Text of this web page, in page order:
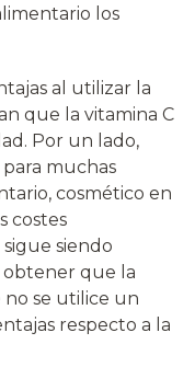
los
al utilizar la
que la vitamina C
Por un lado,
muchas
cosmético en
costes
siendo
obtener que la
no se utilice un
respecto a la